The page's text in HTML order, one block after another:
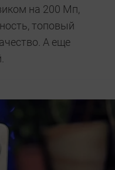
на 200 Мп,
топовый
А еще